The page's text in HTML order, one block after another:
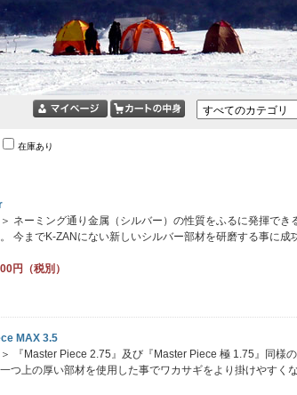
在庫あり
ネーミング通り金属（シルバー）の性質をふるに発揮でき
今までK-ZANにない新しいシルバー部材を研磨する事に成
円（税別）
MAX 3.5
『Master Piece 2.75』及び『Master Piece 極 1.75』同様
つ上の厚い部材を使用した事でワカサギをより掛けやすく